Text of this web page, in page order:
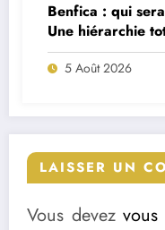
Benfica : qui
Une hiérarchie
deux départs
5 Août 2026
LAISSER UN
Vous devez